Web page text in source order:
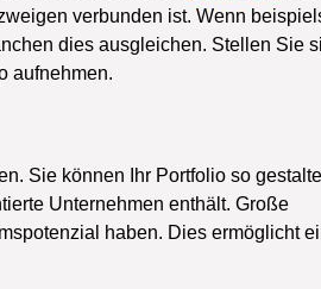
verbunden ist. Wenn
dies ausgleichen. Stellen Sie
aufnehmen.
Sie können Ihr Portfolio so
Unternehmen enthält. Große
haben. Dies ermöglicht